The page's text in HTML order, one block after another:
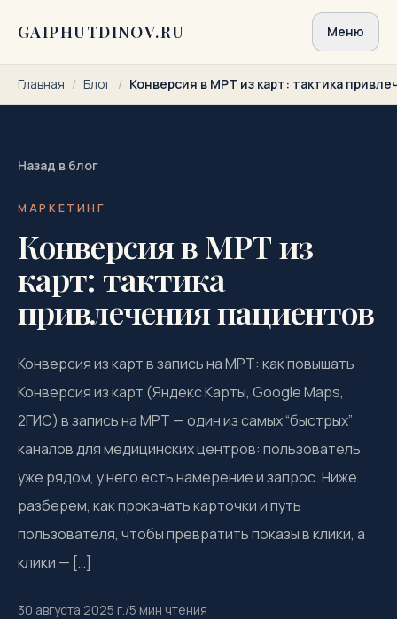
GAIPHUTDINOV.RU Меню
Главная / Блог / Конверсия в МРТ из карт: тактика
Назад в блог
МАРКЕТИНГ
Конверсия в МРТ из
карт: тактика
привлечения пациентов
Конверсия из карт в запись на МРТ: как повышать
Конверсия из карт (Яндекс Карты, Google Maps,
2ГИС) в запись на МРТ — один из самых “быстрых”
каналов для медицинских центров: пользователь
уже рядом, у него есть намерение и запрос. Ниже
разберем, как прокачать карточки и путь
пользователя, чтобы превратить показы в клики, а
клики — […]
30 августа 2025 г./5 мин чтения